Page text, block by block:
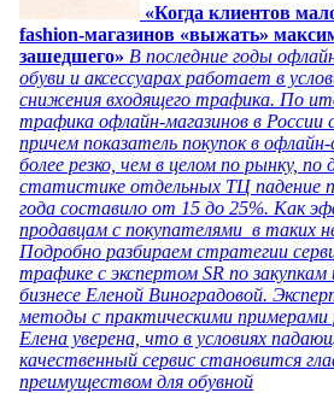
«Когда клиентов
fashion-магазинов «выжать»
зашедшего» В последние годы
обуви и аксессуарах работает в
снижения входящего трафика. По
трафика офлайн-магазинов в России
причем показатель покупок в
более резко, чем в целом по рынку,
статистике отдельных ТЦ падение
года составило от 15 до 25%. Как
продавцам с покупателями в таких
Подробно разбираем стратегии
трафике с экспертом SR по
бизнесе Еленой Виноградовой.
методы с практическими примерами
Елена уверена, что в условиях
качественный сервис становится
преимуществом для обувной